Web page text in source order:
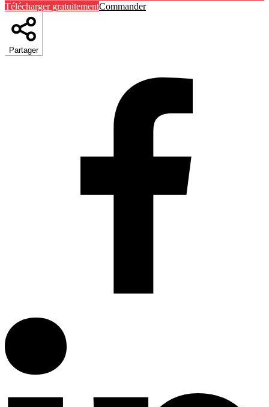
Télécharger gratuitementCommander
Partager